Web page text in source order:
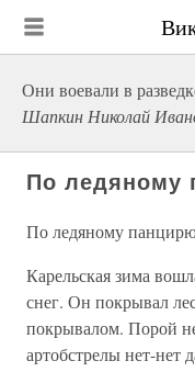
Они воевали в
Шапкин Николай
По ледяному
По ледяному
Карельская зима
снег. Он покрывал
покрывалом. Порой
артобстрелы нет-нет